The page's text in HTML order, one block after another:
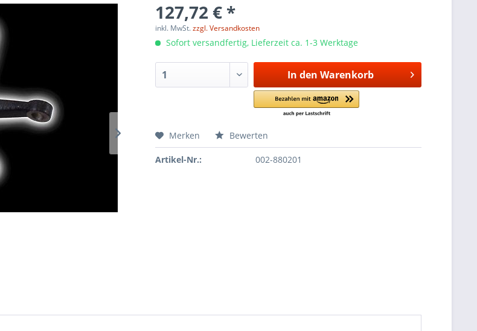
127,72 € *
inkl. MwSt.zzgl. Versandkosten
Sofort versandfertig, Lieferzeit ca. 1-3 Werktage
In den Warenkorb
Merken Bewerten
Artikel-Nr.: 002-880201